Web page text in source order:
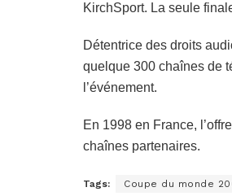
KirchSport. La seule
Détentrice des droits
quelque 300 chaînes de
l’événement.
En 1998 en France,
chaînes partenaires.
Tags: Coupe du monde